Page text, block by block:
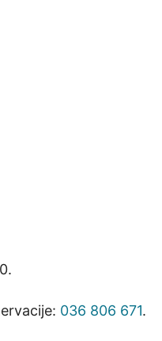
036 806 671.